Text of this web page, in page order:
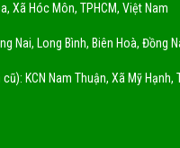
Xã Hóc Môn, TPHCM, Việt Nam
Nai, Long Bình, Biên Hoà, Đồng
KCN Nam Thuận, Xã Mỹ Hạnh,